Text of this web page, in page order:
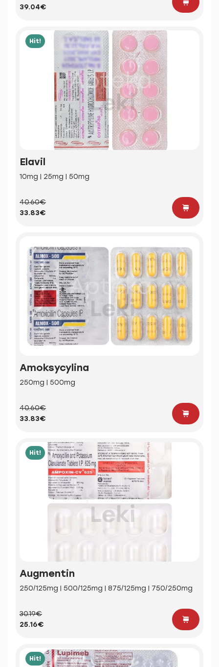
39.04€
Hit!
Elavil
10mg | 25mg | 50mg
40.60€
33.83€
Amoksycylina
250mg | 500mg
40.60€
33.83€
Hit!
Augmentin
250/125mg | 500/125mg | 875/125mg | 750/250mg
30.19€
25.16€
Hit!